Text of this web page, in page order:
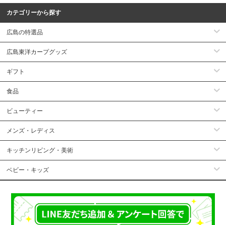
カテゴリーから探す
広島の特選品
広島東洋カープグッズ
ギフト
食品
ビューティー
メンズ・レディス
キッチンリビング・美術
ベビー・キッズ